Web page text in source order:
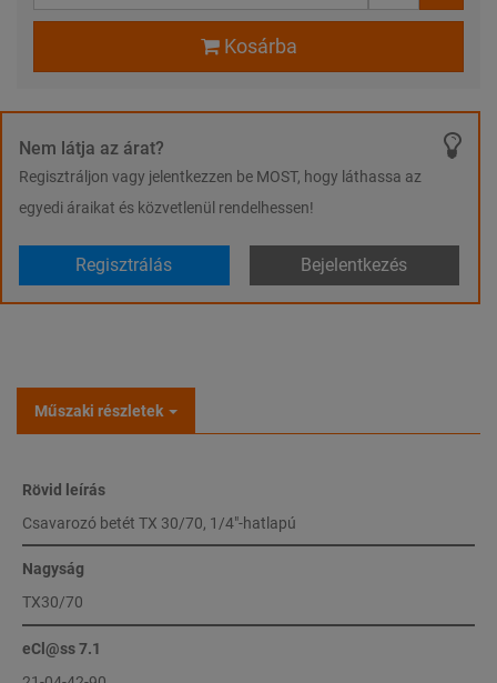
Kosárba
Nem látja az árat?
Regisztráljon vagy jelentkezzen be MOST, hogy láthassa az
egyedi áraikat és közvetlenül rendelhessen!
Regisztrálás Bejelentkezés
Műszaki részletek
Rövid leírás
Csavarozó betét TX 30/70, 1/4"-hatlapú
Nagyság
TX30/70
eCl@ss 7.1